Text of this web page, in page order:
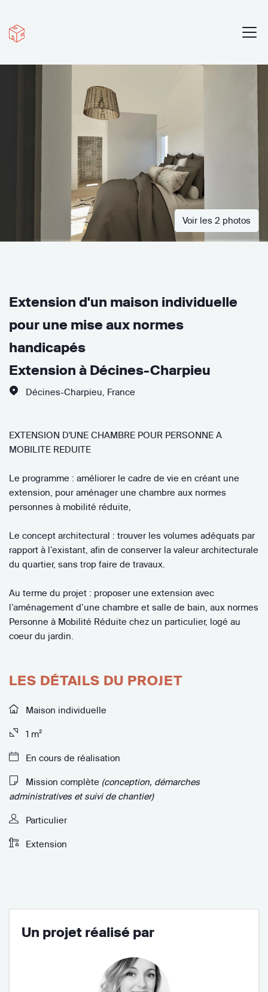
Voir les 2 photos
Extension d'un maison individuelle
pour une mise aux normes
handicapés
Extension à Décines-Charpieu
Décines-Charpieu France
EXTENSION D'UNE CHAMBRE POUR PERSONNE A
MOBILITE REDUITE
Le programme : améliorer le cadre de vie en créant une
extension, pour aménager une chambre aux normes
personnes à mobilité réduite,
Le concept architectural : trouver les volumes adéquats par
rapport à l’existant, afin de conserver la valeur architecturale
du quartier, sans trop faire de travaux.
Au terme du projet : proposer une extension avec
l’aménagement d’une chambre et salle de bain, aux normes
Personne à Mobilité Réduite chez un particulier, logé au
coeur du jardin.
LES DÉTAILS DU PROJET
Maison individuelle
1 m²
En cours de réalisation
Mission complète (conception, démarches
administratives et suivi de chantier)
Particulier
Extension
Un projet réalisé par